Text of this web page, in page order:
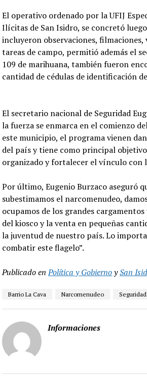
El operativo ordenado por la UFIJ
Ilícitas de San Isidro, se concretó
incluyeron observaciones,
tareas de campo, permitió además el
109 de marihuana, también fueron
cantidad de cédulas de identificación
El secretario nacional de Seguridad
la fuerza se enmarca en el comienzo
este municipio, el programa vienen
del país y tiene como principal
organizado y fortalecer el vínculo con
Por último, Eugenio Burzaco aseguró
subestimamos el narcomenudeo,
ocupamos de los grandes
del kiosco y la venta en pequeñas
la juventud de nuestro país. Lo
combatir este flagelo”.
Publicado en Política y GobiernoySan
Barrio La Cava Narcomenudeo Seguridad
Informaciones